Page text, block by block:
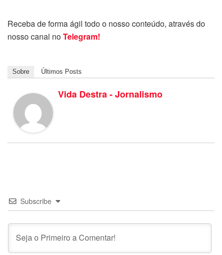
Receba de forma ágil todo o nosso conteúdo, através do
nosso canal noTelegram!
Sobre Últimos Posts
Vida Destra - Jornalismo
Subscribe